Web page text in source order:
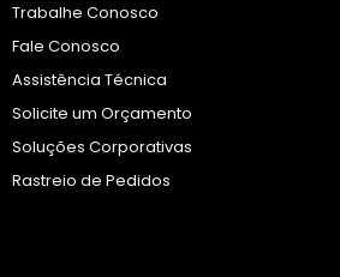
Trabalhe Conosco
Fale Conosco
Assistência Técnica
Solicite um Orçamento
Soluções Corporativas
Rastreio de Pedidos